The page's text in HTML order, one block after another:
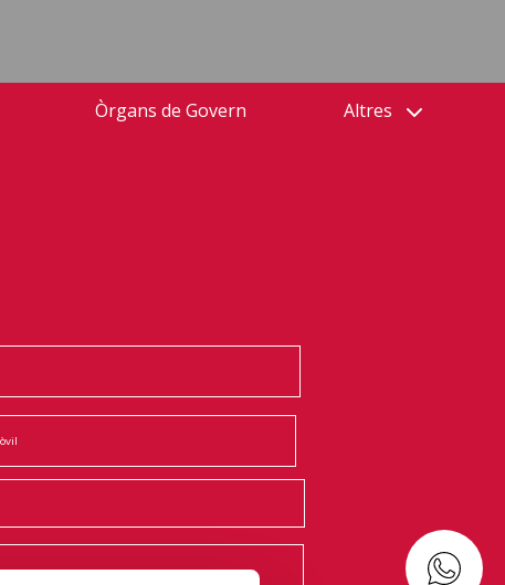
Òrgans de Govern Altres